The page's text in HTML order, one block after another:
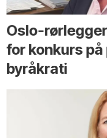
Oslo-
for konkurs
byråkrati